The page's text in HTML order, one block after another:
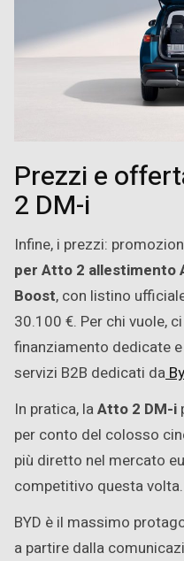
Prezzi e
2 DM-i
Infine, i prezzi:
per Atto 2 allestimento
Boost, con listino
30.100 €. Per chi vuole,
finanziamento dedicate
servizi B2B dedicati da
In pratica, laAtto 2 DM-i
per conto del colosso
più diretto nel mercato
competitivo questa volta.
BYD è il massimo
a partire dalla